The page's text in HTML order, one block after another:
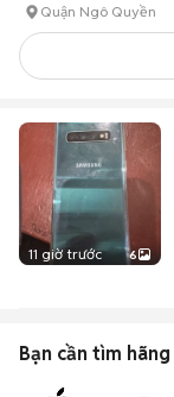
Quận Ngô Quyền
11 giờ trước 6
Bạn cần tìm hãng